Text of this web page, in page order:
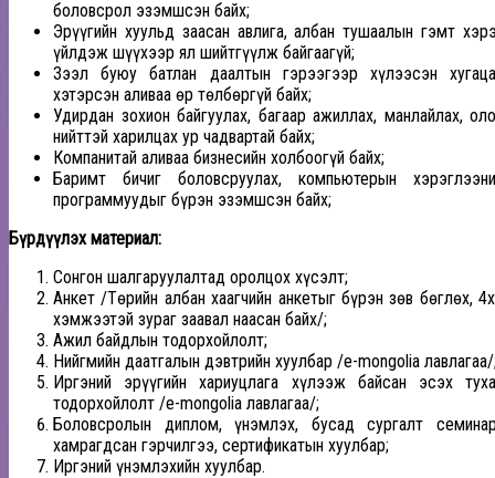
боловсрол эзэмшсэн байх;
Эрүүгийн хуульд заасан авлига, албан тушаалын гэмт
үйлдэж шүүхээр ял шийтгүүлж байгаагүй;
Зээл буюу батлан даалтын гэрээгээр хүлээсэн
хэтэрсэн аливаа өр төлбөргүй байх;
Удирдан зохион байгуулах, багаар ажиллах, манлайлах,
нийттэй харилцах ур чадвартай байх;
Компанитай аливаа бизнесийн холбоогүй байх;
Баримт бичиг боловсруулах, компьютерын
программуудыг бүрэн эзэмшсэн байх;
Бүрдүүлэх материал:
Сонгон шалгаруулалтад оролцох хүсэлт;
Анкет /Төрийн албан хаагчийн анкетыг бүрэн зөв бөглөх,
хэмжээтэй зураг заавал наасан байх/;
Ажил байдлын тодорхойлолт;
Нийгмийн даатгалын дэвтрийн хуулбар /e-mongolia
Иргэний эрүүгийн хариуцлага хүлээж байсан эсэх
тодорхойлолт /e-mongolia лавлагаа/;
Боловсролын диплом, үнэмлэх, бусад сургалт
хамрагдсан гэрчилгээ, сертификатын хуулбар;
Иргэний үнэмлэхийн хуулбар.